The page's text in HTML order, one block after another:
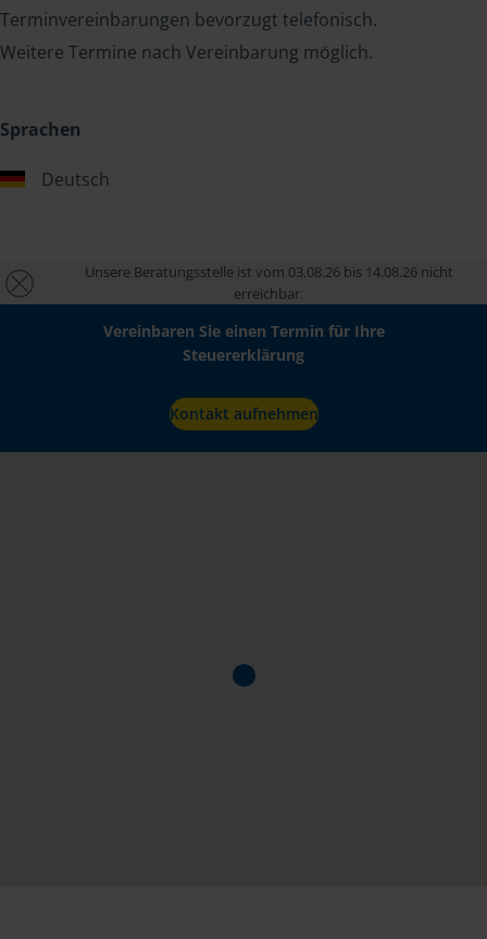
Terminvereinbarungen bevorzugt telefonisch.
Weitere Termine nach Vereinbarung möglich.
Sprachen
Deutsch
Unsere Beratungsstelle ist vom 03.08.26 bis 14.08.26 nicht
erreichbar.
Vereinbaren Sie einen Termin für Ihre
Steuererklärung
Kontakt aufnehmen